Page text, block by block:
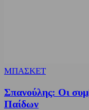
ΜΠΑΣΚΕΤ
Σπανούλης: Οι
Παίδων